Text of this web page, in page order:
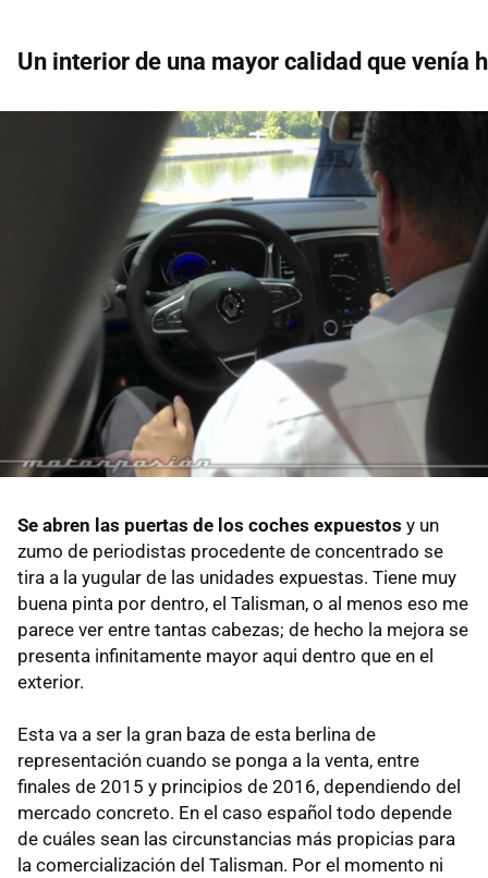
Un interior de una mayor calidad que venía
Se abren las puertas de los coches expuestos y un
zumo de periodistas procedente de concentrado se
tira a la yugular de las unidades expuestas. Tiene muy
buena pinta por dentro, el Talisman, o al menos eso me
parece ver entre tantas cabezas; de hecho la mejora se
presenta infinitamente mayor aqui dentro que en el
exterior.
Esta va a ser la gran baza de esta berlina de
representación cuando se ponga a la venta, entre
finales de 2015 y principios de 2016, dependiendo del
mercado concreto. En el caso español todo depende
de cuáles sean las circunstancias más propicias para
la comercialización del Talisman. Por el momento ni